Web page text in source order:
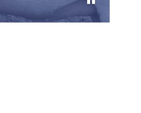
Pause
header
video